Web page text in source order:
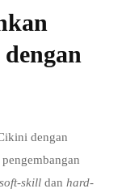
dengan
dengan
soft-skill dan hard-